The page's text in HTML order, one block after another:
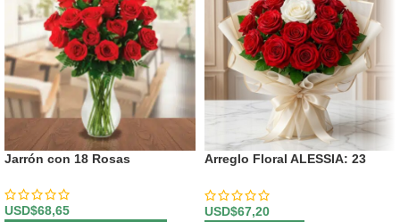
Jarrón con 18 Rosas
USD$68,65
Arreglo Floral ALESSIA: 23
Inolvidable 🤍
USD$67,20